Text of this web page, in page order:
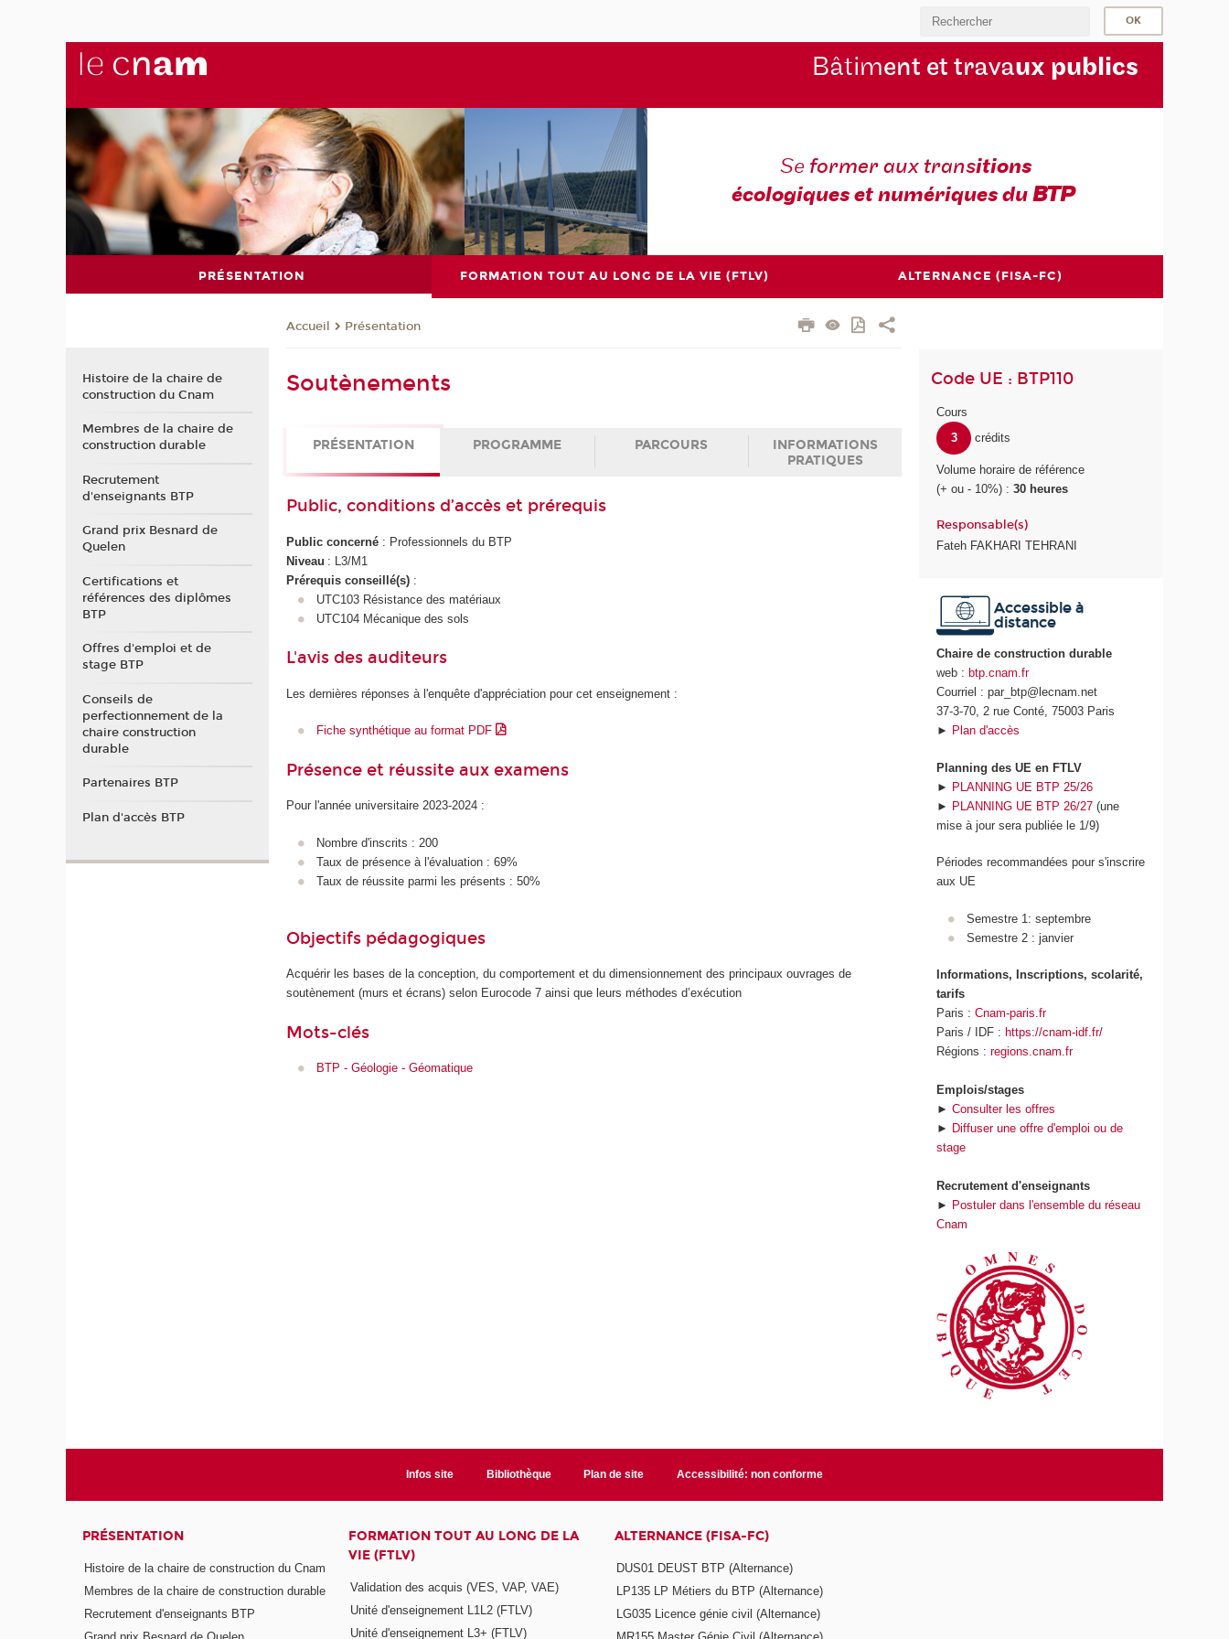
Bâtiment et travaux publics
Se former aux transitions
écologiques et numériques duBTP
PRÉSENTATION FORMATION TOUT AU LONG DE LA VIE (FTLV) ALTERNANCE (FISA-FC)
Accueil Présentation
Soutènements
PRÉSENTATION PROGRAMME PARCOURS
INFORMATIONS
PRATIQUES
Public, conditions d’accès et prérequis
Public concerné : Professionnels du BTP
Niveau : L3/M1
Prérequis conseillé(s) :
UTC103 Résistance des matériaux
UTC104 Mécanique des sols
L'avis des auditeurs
Les dernières réponses à l'enquête d'appréciation pour cet enseignement :
Fiche synthétique au format PDF
Présence et réussite aux examens
Pour l'année universitaire 2023-2024 :
Nombre d'inscrits : 200
Taux de présence à l'évaluation : 69%
Taux de réussite parmi les présents : 50%
Objectifs pédagogiques
Acquérir les bases de la conception, du comportement et du dimensionnement des principaux ouvrages de
soutènement (murs et écrans) selon Eurocode 7 ainsi que leurs méthodes d’exécution
Mots-clés
BTP - Géologie - Géomatique
Code UE : BTP110
Cours
3
crédits
Volume horaire de référence
(+ ou - 10%) :30 heures
Responsable(s)
Fateh FAKHARI TEHRANI
Accessible à
distance
Chaire de construction durable
web : btp.cnam.fr
Courriel : par_btp@lecnam.net
37-3-70, 2 rue Conté, 75003 Paris
► Plan d'accès
Planning des UE en FTLV
► PLANNING UE BTP 25/26
► PLANNING UE BTP 26/27 (une
mise à jour sera publiée le 1/9)
Périodes recommandées pour s'inscrire
aux UE
Semestre 1: septembre
Semestre 2 : janvier
Informations, Inscriptions, scolarité,
tarifs
Paris :Cnam-paris.fr
Paris / IDF : https://cnam-idf.fr/
Régions :regions.cnam.fr
Emplois/stages
►Consulter les offres
► Diffuser une offre d'emploi ou de
stage
Recrutement d'enseignants
► Postuler dans l'ensemble du réseau
Cnam
Histoire de la chaire de
construction du Cnam
Membres de la chaire de
construction durable
Recrutement
d'enseignants BTP
Grand prix Besnard de
Quelen
Certifications et
références des diplômes
BTP
Offres d'emploi et de
stage BTP
Conseils de
perfectionnement de la
chaire construction
durable
Partenaires BTP
Plan d'accès BTP
Infos site Bibliothèque Plan de site Accessibilité: non conforme
PRÉSENTATION
Histoire de la chaire de construction du Cnam
Membres de la chaire de construction durable
Recrutement d'enseignants BTP
FORMATION TOUT AU LONG DE LA
VIE (FTLV)
Validation des acquis (VES, VAP, VAE)
Unité d'enseignement L1L2 (FTLV)
Unité d'enseignement L3+ (FTLV)
ALTERNANCE (FISA-FC)
DUS01 DEUST BTP (Alternance)
LP135 LP Métiers du BTP (Alternance)
LG035 Licence génie civil (Alternance)